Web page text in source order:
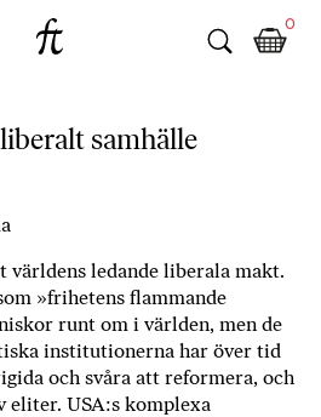
Fri
B
o
n
p
å
n
ä
t
e
0
samhälle
världens ledande liberala makt.
»frihetens flammande
runt om i världen, men de
institutionerna har över tid
och svåra att reformera, och
eliter. USA:s komplexa